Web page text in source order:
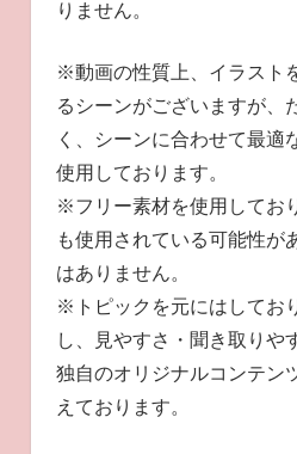
りません。
※動画の性質上、イラスト
るシーンがございますが、
く、シーンに合わせて最適
使用しております。
※フリー素材を使用してお
も使用されている可能性が
はありません。
※トピックを元にはしてお
し、見やすさ・聞き取りや
独自のオリジナルコンテン
えております。